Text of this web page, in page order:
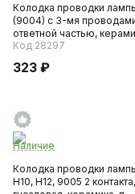
Колодка проводки
(9004) с 3-мя
ответной частью,
Код 28297
323 ₽
Наличие
Колодка проводки
Н10, Н12, 9005 2 контакта,